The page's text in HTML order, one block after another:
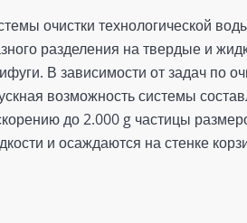
очистки технологической
разделения на твердые и
В зависимости от задач по
возможность системы
до 2.000 g частицы
и осаждаются на стенке